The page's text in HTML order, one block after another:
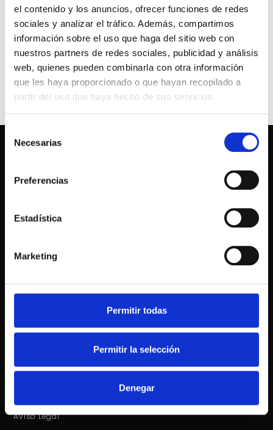
el contenido y los anuncios, ofrecer funciones de redes
sociales y analizar el tráfico. Además, compartimos
información sobre el uso que haga del sitio web con
nuestros partners de redes sociales, publicidad y análisis
web, quienes pueden combinarla con otra información
que les haya proporcionado o que hayan recopilado a
partir del uso que haya hecho de sus servicios.
Necesarias
Preferencias
Estadística
Marketing
Permitir todas
Permitir la selección
Denegar
de 20 acabados posibles y posibilidad de elegir entre distintas
puertas exteriores en maderas, lacas, laminados o cristales,
incluso podrás hacer realidad tus sueños con nuestra amplia
gama de coquetas y vestidores abiertos.
Descúbrelos en Mobel2 oen nuestra página web
C/ Avda. San Fernando 109, Quintanar de la Orden, 45800
TOLEDO
mobel2@mobel2.com
Tienda de Dormitorios
Aviso Legal